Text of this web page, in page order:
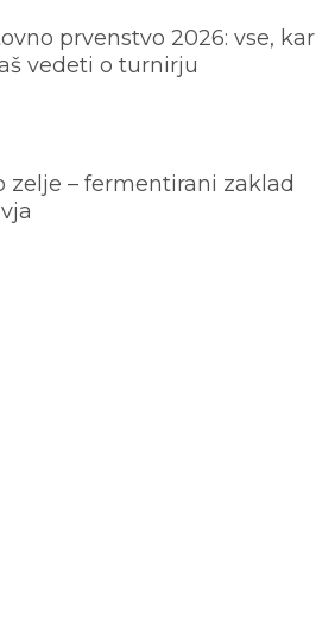
prvenstvo 2026: vse, kar
vedeti o turnirju
zelje – fermentirani zaklad